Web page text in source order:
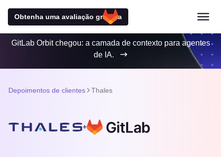
Obtenha uma avaliação gratuita
GitLab Orbit chegou: a camada de contexto para agentes
de IA.
Depoimentos de clientes Thales
+